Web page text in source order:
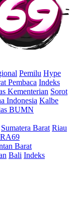
Pemilu Hype
Pembaca Indeks
Kementerian Sorot
Indonesia Kalbe
BUMN
Sumatera Barat Riau
Barat
Bali Indeks